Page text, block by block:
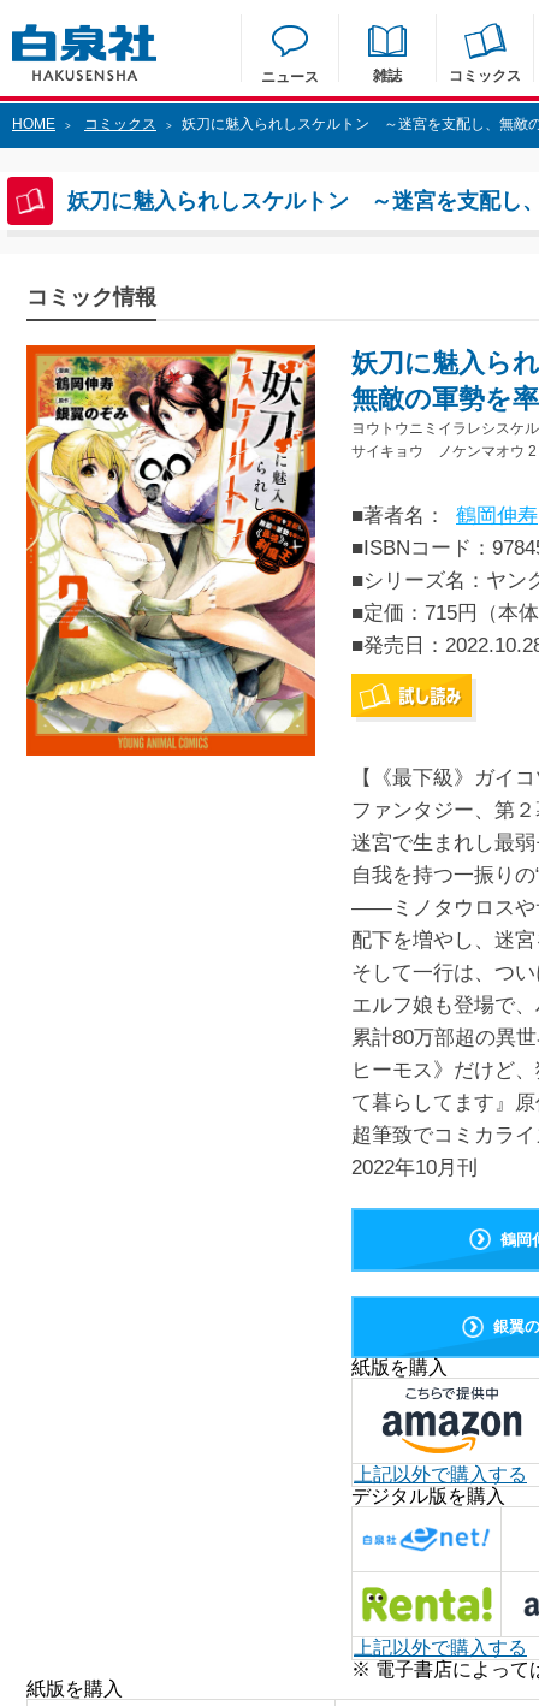
ニュース 雑誌 コミックス
HOME > コミックス > 妖刀に魅入られしスケルトン ～迷宮を支配し、無敵
妖刀に魅入られしスケルトン ～迷宮を支配し
コミック情報
妖刀に魅入ら
無敵の軍勢を
ヨウトウニミイラレシス
サイキョウ ノケンマオウ 2
■著者名： 鶴岡伸寿
■ISBNコード：
■シリーズ名：ヤン
■定価：715円（本
■発売日：
【《最下級》ガイ
ファンタジー、第
迷宮で生まれし最
自我を持つ一振り
――ミノタウロスや
配下を増やし、迷
そして一行は、つ
エルフ娘も登場で
累計80万部超の異
ヒーモス》だけど
て暮らしてます』
超筆致でコミカラ
2022年10月刊
鶴岡
銀翼
紙版を購入
上記以外で購入する
デジタル版を購入
上記以外で購入する
※ 電子書店によって
紙版を購入